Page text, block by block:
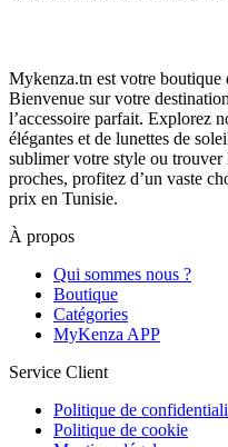
Mykenza.tn est votre boutique
Bienvenue sur votre
l’accessoire parfait. Explorez
élégantes et de lunettes de
sublimer votre style ou trouver
proches, profitez d’un vaste
prix en Tunisie.
À propos
Qui sommes nous ?
Boutique
Catégories
MyKenza APP
Service Client
Politique de
Politique de cookie